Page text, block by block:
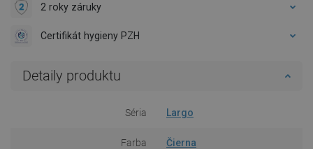
2 roky záruky
Certifikát hygieny PZH
Detaily produktu
Séria Largo
Farba Čierna